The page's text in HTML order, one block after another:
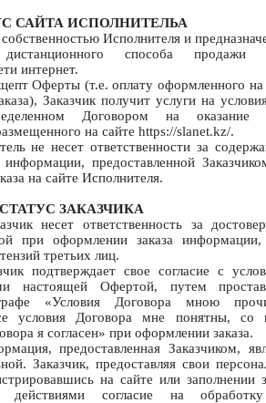
САЙТА ИСПОЛНИТЕЛЬА
Исполнителя и
дистанционного способа продажи
интернет.
Оферты (т.е. оплату оформленного на
Заказчик получит услуги на
Договором на оказание
на сайте https://slanet.kz/.
не несет ответственности за
информации, предоставленной
на сайте Исполнителя.
СТАТУС ЗАКАЗЧИКА
несет ответственность за
при оформлении заказа
третьих лиц.
подтверждает свое согласие с
настоящей Офертой, путем
«Условия Договора мною
условия Договора мне понятны, со
я согласен» при оформлении заказа.
предоставленная Заказчиком,
Заказчик, предоставляя свои
на сайте или заполнении
действиями согласие на